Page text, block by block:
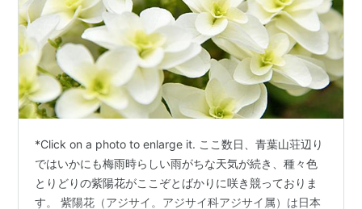
*Click on a photo to enlarge it. ここ数日、青葉山荘辺り
ではいかにも梅雨時らしい雨がちな天気が続き、種々色
とりどりの紫陽花がここぞとばかりに咲き競っておりま
す。 紫陽花（アジサイ。アジサイ科アジサイ属）は日本